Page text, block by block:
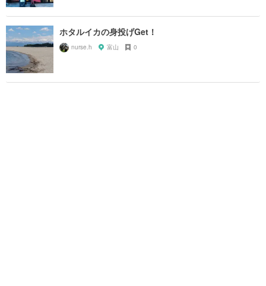
ホタルイカの身投げGet！
nurse.h 富山 0